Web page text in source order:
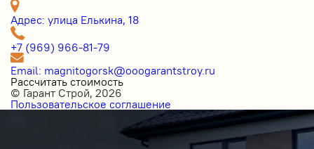
Адрес: улица Елькина, 18
+7 (969) 966-81-79
Email: magnitogorsk@ooogarantstroy.ru
Рассчитать стоимость
© Гарант Строй, 2026
Пользовательское соглашение